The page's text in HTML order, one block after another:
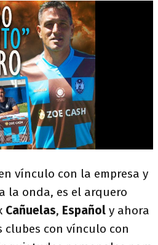
vínculo con la empresa y
la onda, es el arquero
Cañuelas, Español y ahora
clubes con vínculo con